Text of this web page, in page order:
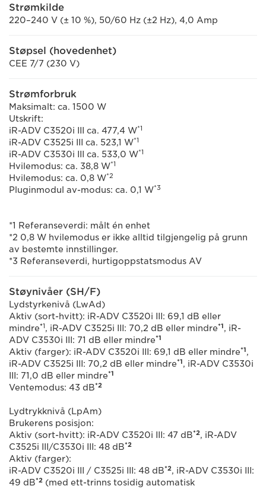
Strømkilde
220–240 V (± 10 %), 50/60 Hz (±2 Hz), 4,0 Amp
Støpsel (hovedenhet)
CEE 7/7 (230 V)
Strømforbruk
Maksimalt: ca. 1500 W
Utskrift:
iR-ADV C3520i III ca. 477,4 W*1
iR-ADV C3525i III ca. 523,1 W*1
iR-ADV C3530i III ca. 533,0 W*1
Hvilemodus: ca. 38,8 W*1
Hvilemodus: ca. 0,8 W*2
Pluginmodul av-modus: ca. 0,1 W*3
*1 Referanseverdi: målt én enhet
*2 0,8 W hvilemodus er ikke alltid tilgjengelig på grunn
av bestemte innstillinger.
*3 Referanseverdi, hurtigoppstatsmodus AV
Støynivåer (SH/F)
Lydstyrkenivå (LwAd)
Aktiv (sort-hvitt): iR-ADV C3520i III: 69,1 dB eller
mindre*1, iR-ADV C3525i III: 70,2 dB eller mindre*1, iR-
ADV C3530i III: 71 dB eller mindre*1
Aktiv (farger): iR-ADV C3520i III: 69,1 dB eller mindre*1,
iR-ADV C3525i III: 70,2 dB eller mindre*1, iR-ADV C3530i
III: 71,0 dB eller mindre*1
Ventemodus: 43 dB*2
Lydtrykknivå (LpAm)
Brukerens posisjon:
Aktiv (sort-hvitt): iR-ADV C3520i III: 47 dB*2, iR-ADV
C3525i III/C3530i III: 48 dB*2
Aktiv (farger):
iR-ADV C3520i III / C3525i III: 48 dB*2, iR-ADV C3530i III:
49 dB*2 (med ett-trinns tosidig automatisk